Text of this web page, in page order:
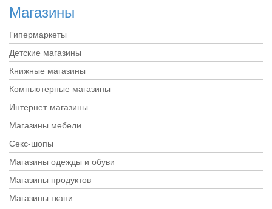
Магазины
Гипермаркеты
Детские магазины
Книжные магазины
Компьютерные магазины
Интернет-магазины
Магазины мебели
Секс-шопы
Магазины одежды и обуви
Магазины продуктов
Магазины ткани